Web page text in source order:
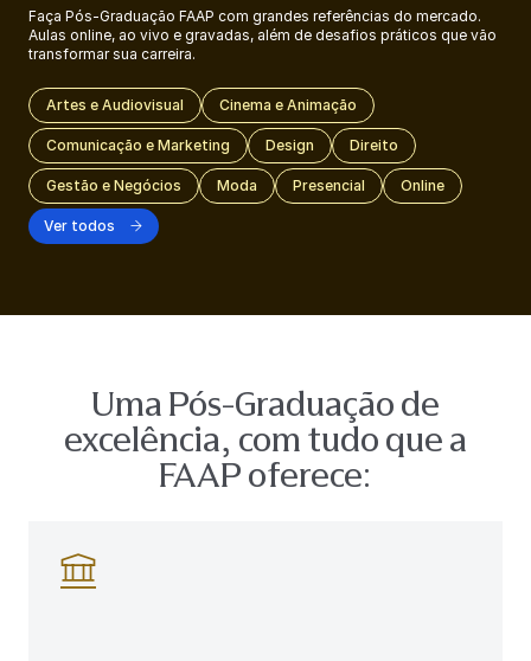
Faça Pós-Graduação FAAP com grandes referências do mercado.
Aulas online, ao vivo e gravadas, além de desafios práticos que vão
transformar sua carreira.
Artes e Audiovisual Cinema e Animação
Comunicação e Marketing Design Direito
Gestão e Negócios Moda Presencial Online
Ver todos
Uma Pós-Graduação de
excelência, com tudo que a
FAAP oferece: